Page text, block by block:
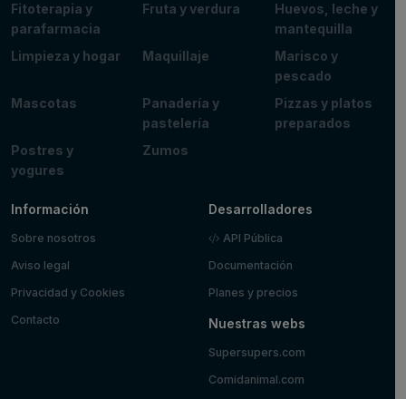
Fitoterapia y
parafarmacia
Fruta y verdura
Huevos, leche y
mantequilla
Limpieza y hogar
Maquillaje
Marisco y
pescado
Mascotas
Panadería y
pastelería
Pizzas y platos
preparados
Postres y
yogures
Zumos
Información
Sobre nosotros
Aviso legal
Privacidad y Cookies
Contacto
Desarrolladores
API Pública
Documentación
Planes y precios
Nuestras webs
Supersupers.com
Comidanimal.com